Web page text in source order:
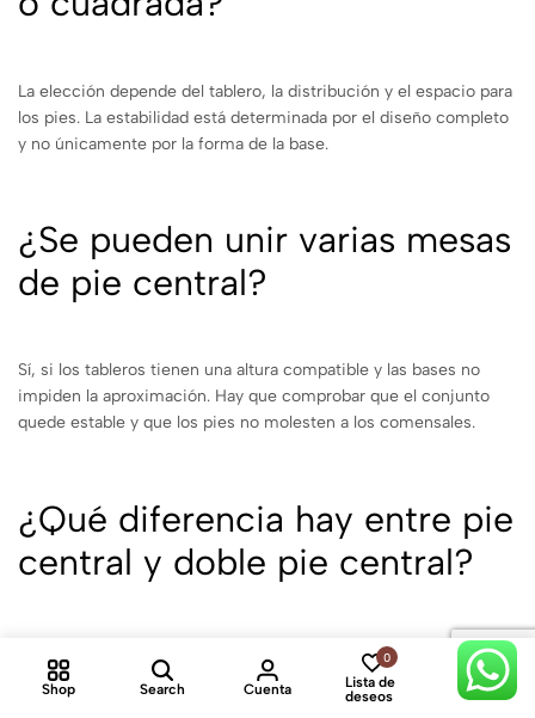
La elección depende del tablero, la distribución y el espacio para
los pies. La estabilidad está determinada por el diseño completo
y no únicamente por la forma de la base.
¿Se pueden unir varias mesas
de pie central?
Sí, si los tableros tienen una altura compatible y las bases no
impiden la aproximación. Hay que comprobar que el conjunto
quede estable y que los pies no molesten a los comensales.
¿Qué diferencia hay entre pie
central y doble pie central?
El pie central utiliza un único apoyo principal y es habitual en
tableros redondos o cuadrados. El doble pie central distribuye
dos apoyos bajo tableros rectangulares de mayor longitud.
Shop Search Cuenta
0
Lista de
deseos
0
Cart